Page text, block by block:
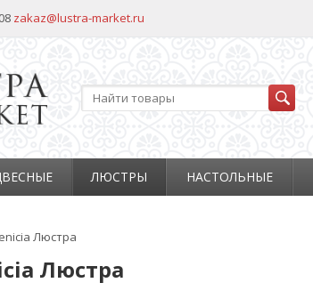
zakaz@lustra-market.ru
ЛЮСТРЫ НАСТОЛЬНЫЕ
Люстра
Люстра